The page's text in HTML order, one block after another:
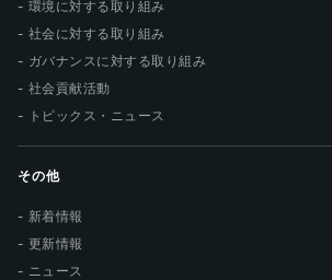
環境に対する取り組み
社会に対する取り組み
ガバナンスに対する取り組み
社会貢献活動
トピックス・ニュース
その他
新着情報
更新情報
ニュース